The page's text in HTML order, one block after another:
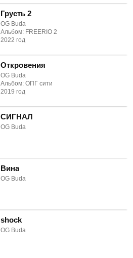
Грусть 2
OG Buda
Альбом: FREERIO 2
2022 год
Откровения
OG Buda
Альбом: ОПГ сити
2019 год
СИГНАЛ
OG Buda
Вина
OG Buda
shock
OG Buda